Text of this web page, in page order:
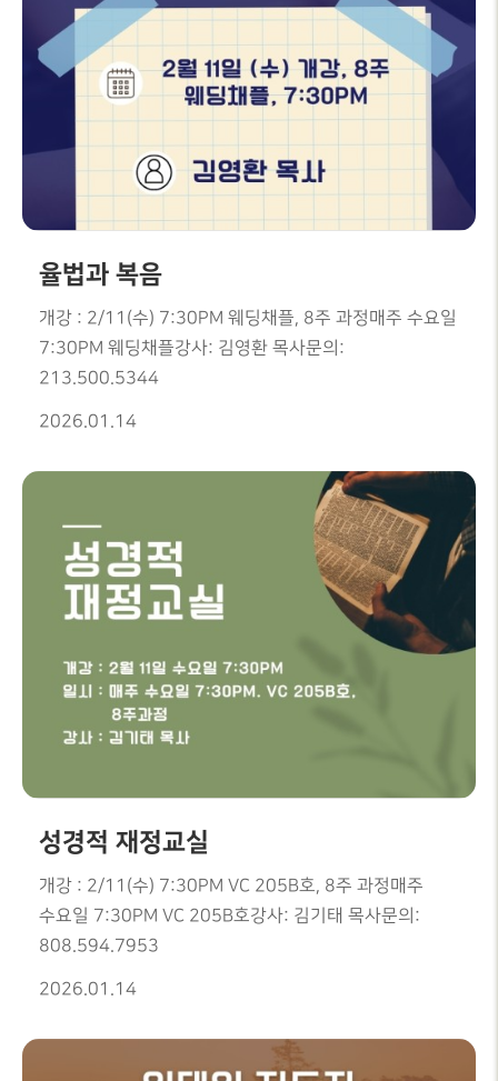
율법과 복음
개강 : 2/11(수) 7:30PM 웨딩채플, 8주 과정매주 수요일
7:30PM 웨딩채플강사: 김영환 목사문의:
213.500.5344
2026.01.14
성경적 재정교실
개강 : 2/11(수) 7:30PM VC 205B호, 8주 과정매주
수요일 7:30PM VC 205B호강사: 김기태 목사문의:
808.594.7953
2026.01.14